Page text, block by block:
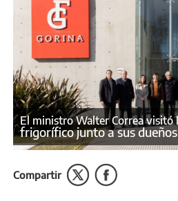
El ministro Walter Correa visitó
frigorífico junto a sus
Compartir